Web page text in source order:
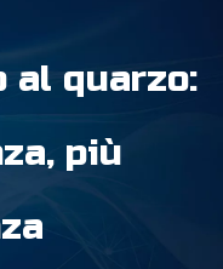
al quarzo:
più